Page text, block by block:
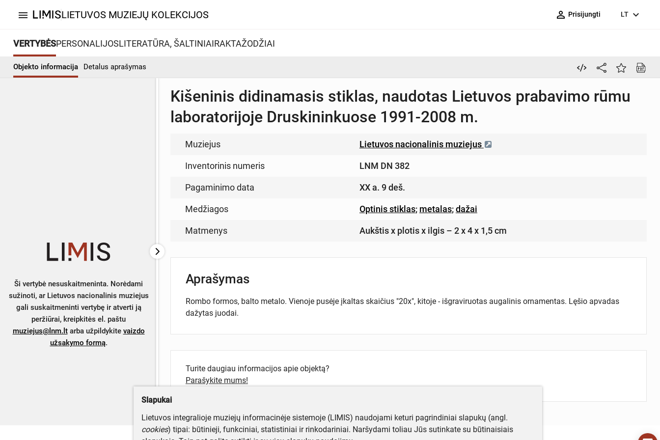
menu LIETUVOS MUZIEJŲ KOLEKCIJOS person_outline Prisijungti LT expand_more
VERTYBĖSPERSONALIJOSLITERATŪRA, ŠALTINIAIRAKTAŽODŽIAI
Objekto informacija Detalus aprašymas
Ši vertybė nesuskaitmeninta. Norėdami
sužinoti, ar Lietuvos nacionalinis muziejus
gali suskaitmeninti vertybę ir atverti ją
peržiūrai, kreipkitės el. paštu
muziejus@lnm.ltarba užpildykite vaizdo
užsakymo formą.
Kišeninis didinamasis stiklas, naudotas Lietuvos prabavimo rūmu
laboratorijoje Druskininkuose 1991-2008 m.
Muziejus Lietuvos nacionalinis muziejus
Inventorinis numeris LNM DN 382
Pagaminimo data XX a. 9 deš.
Medžiagos Optinis stiklas; metalas;dažai
Matmenys Aukštis x plotis x ilgis – 2 x 4 x 1,5 cm
Aprašymas
Rombo formos, balto metalo. Vienoje pusėje įkaltas skaičius "20x", kitoje - išgraviruotas augalinis ornamentas. Lęšio apvadas
dažytas juodai.
Turite daugiau informacijos apie objektą?
Parašykite mums!
Slapukai
Lietuvos integralioje muziejų informacinėje sistemoje (LIMIS) naudojami keturi pagrindiniai slapukų (angl.
cookies) tipai: būtinieji, funkciniai, statistiniai ir rinkodariniai. Naršydami toliau Jūs sutinkate su būtinaisiais